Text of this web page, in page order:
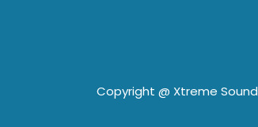
Copyright @ Xtreme Sound